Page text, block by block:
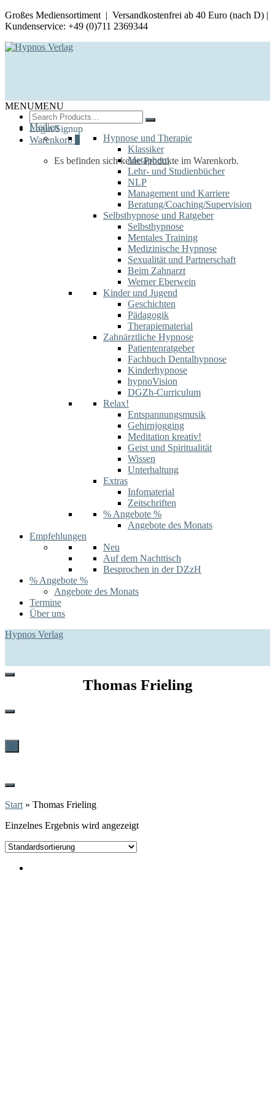
Großes Mediensortiment | Versandkostenfrei ab 40 Euro (nach D) |
Kundenservice: +49 (0)711 2369344
Search
for:
Login/Signup
Warenkorb
Es befinden sich keine Produkte im Warenkorb.
MENUMENU
Medien
Hypnose und Therapie
Klassiker
Metaphern
Lehr- und Studienbücher
NLP
Management und Karriere
Beratung/Coaching/Supervision
Selbsthypnose und Ratgeber
Selbsthypnose
Mentales Training
Medizinische Hypnose
Sexualität und Partnerschaft
Beim Zahnarzt
Werner Eberwein
Kinder und Jugend
Geschichten
Pädagogik
Therapiematerial
Zahnärztliche Hypnose
Patientenratgeber
Fachbuch Dentalhypnose
Kinderhypnose
hypnoVision
DGZh-Curriculum
Relax!
Entspannungsmusik
Gehirnjogging
Meditation kreativ!
Geist und Spiritualität
Wissen
Unterhaltung
Extras
Infomaterial
Zeitschriften
% Angebote %
Angebote des Monats
Empfehlungen
Neu
Auf dem Nachttisch
Besprochen in der DZzH
% Angebote %
Angebote des Monats
Termine
Über uns
Hypnos Verlag
Thomas Frieling
Start » Thomas Frieling
Einzelnes Ergebnis wird angezeigt